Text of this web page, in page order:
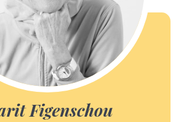
Figenschou